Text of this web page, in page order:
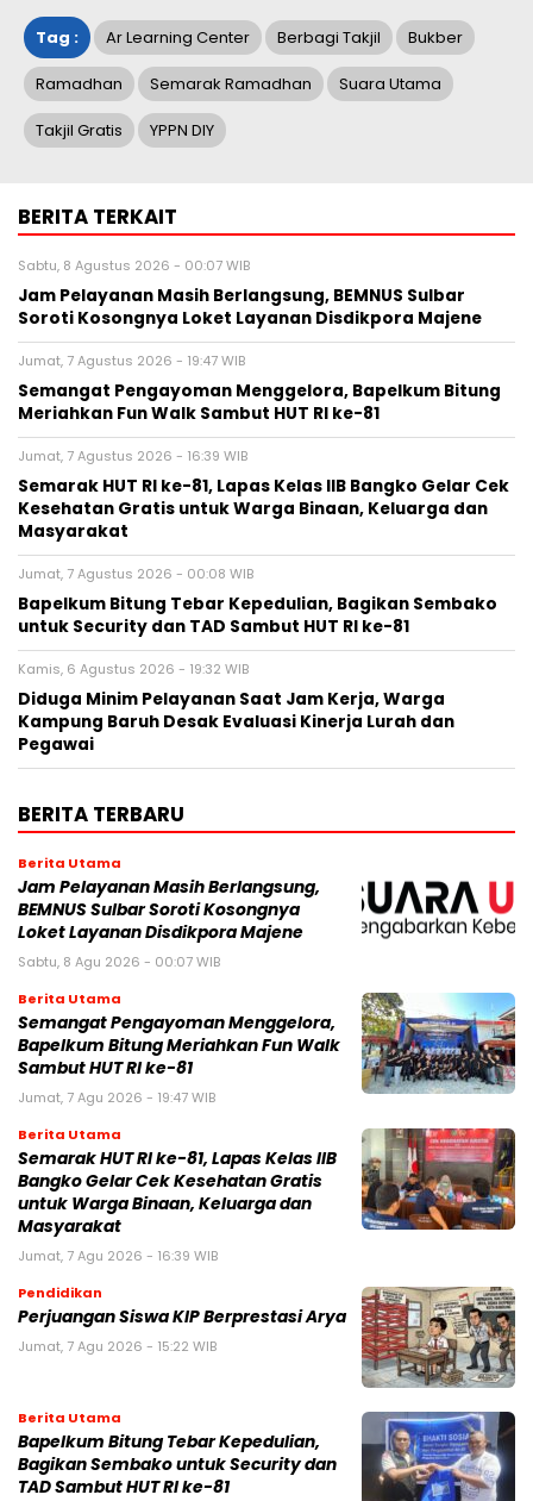
Tag : Ar Learning Center Berbagi Takjil Bukber
Ramadhan Semarak Ramadhan Suara Utama
Takjil Gratis YPPN DIY
BERITA TERKAIT
Sabtu, 8 Agustus 2026 - 00:07 WIB
Jam Pelayanan Masih Berlangsung, BEMNUS Sulbar
Soroti Kosongnya Loket Layanan Disdikpora Majene
Jumat, 7 Agustus 2026 - 19:47 WIB
Semangat Pengayoman Menggelora, Bapelkum Bitung
Meriahkan Fun Walk Sambut HUT RI ke-81
Jumat, 7 Agustus 2026 - 16:39 WIB
Semarak HUT RI ke-81, Lapas Kelas IIB Bangko Gelar Cek
Kesehatan Gratis untuk Warga Binaan, Keluarga dan
Masyarakat
Jumat, 7 Agustus 2026 - 00:08 WIB
Bapelkum Bitung Tebar Kepedulian, Bagikan Sembako
untuk Security dan TAD Sambut HUT RI ke-81
Kamis, 6 Agustus 2026 - 19:32 WIB
Diduga Minim Pelayanan Saat Jam Kerja, Warga
Kampung Baruh Desak Evaluasi Kinerja Lurah dan
Pegawai
BERITA TERBARU
Berita Utama
Jam Pelayanan Masih Berlangsung,
BEMNUS Sulbar Soroti Kosongnya
Loket Layanan Disdikpora Majene
Sabtu, 8 Agu 2026 - 00:07 WIB
Berita Utama
Semangat Pengayoman Menggelora,
Bapelkum Bitung Meriahkan Fun Walk
Sambut HUT RI ke-81
Jumat, 7 Agu 2026 - 19:47 WIB
Berita Utama
Semarak HUT RI ke-81, Lapas Kelas IIB
Bangko Gelar Cek Kesehatan Gratis
untuk Warga Binaan, Keluarga dan
Masyarakat
Jumat, 7 Agu 2026 - 16:39 WIB
Pendidikan
Perjuangan Siswa KIP Berprestasi Arya
Jumat, 7 Agu 2026 - 15:22 WIB
Berita Utama
Bapelkum Bitung Tebar Kepedulian,
Bagikan Sembako untuk Security dan
TAD Sambut HUT RI ke-81